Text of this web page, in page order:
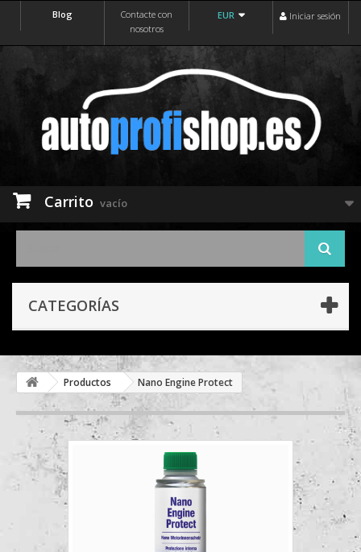
Iniciar sesión
EUR
Contacte con
nosotros
Blog
Carrito vacío
CATEGORÍAS
Productos Nano Engine Protect